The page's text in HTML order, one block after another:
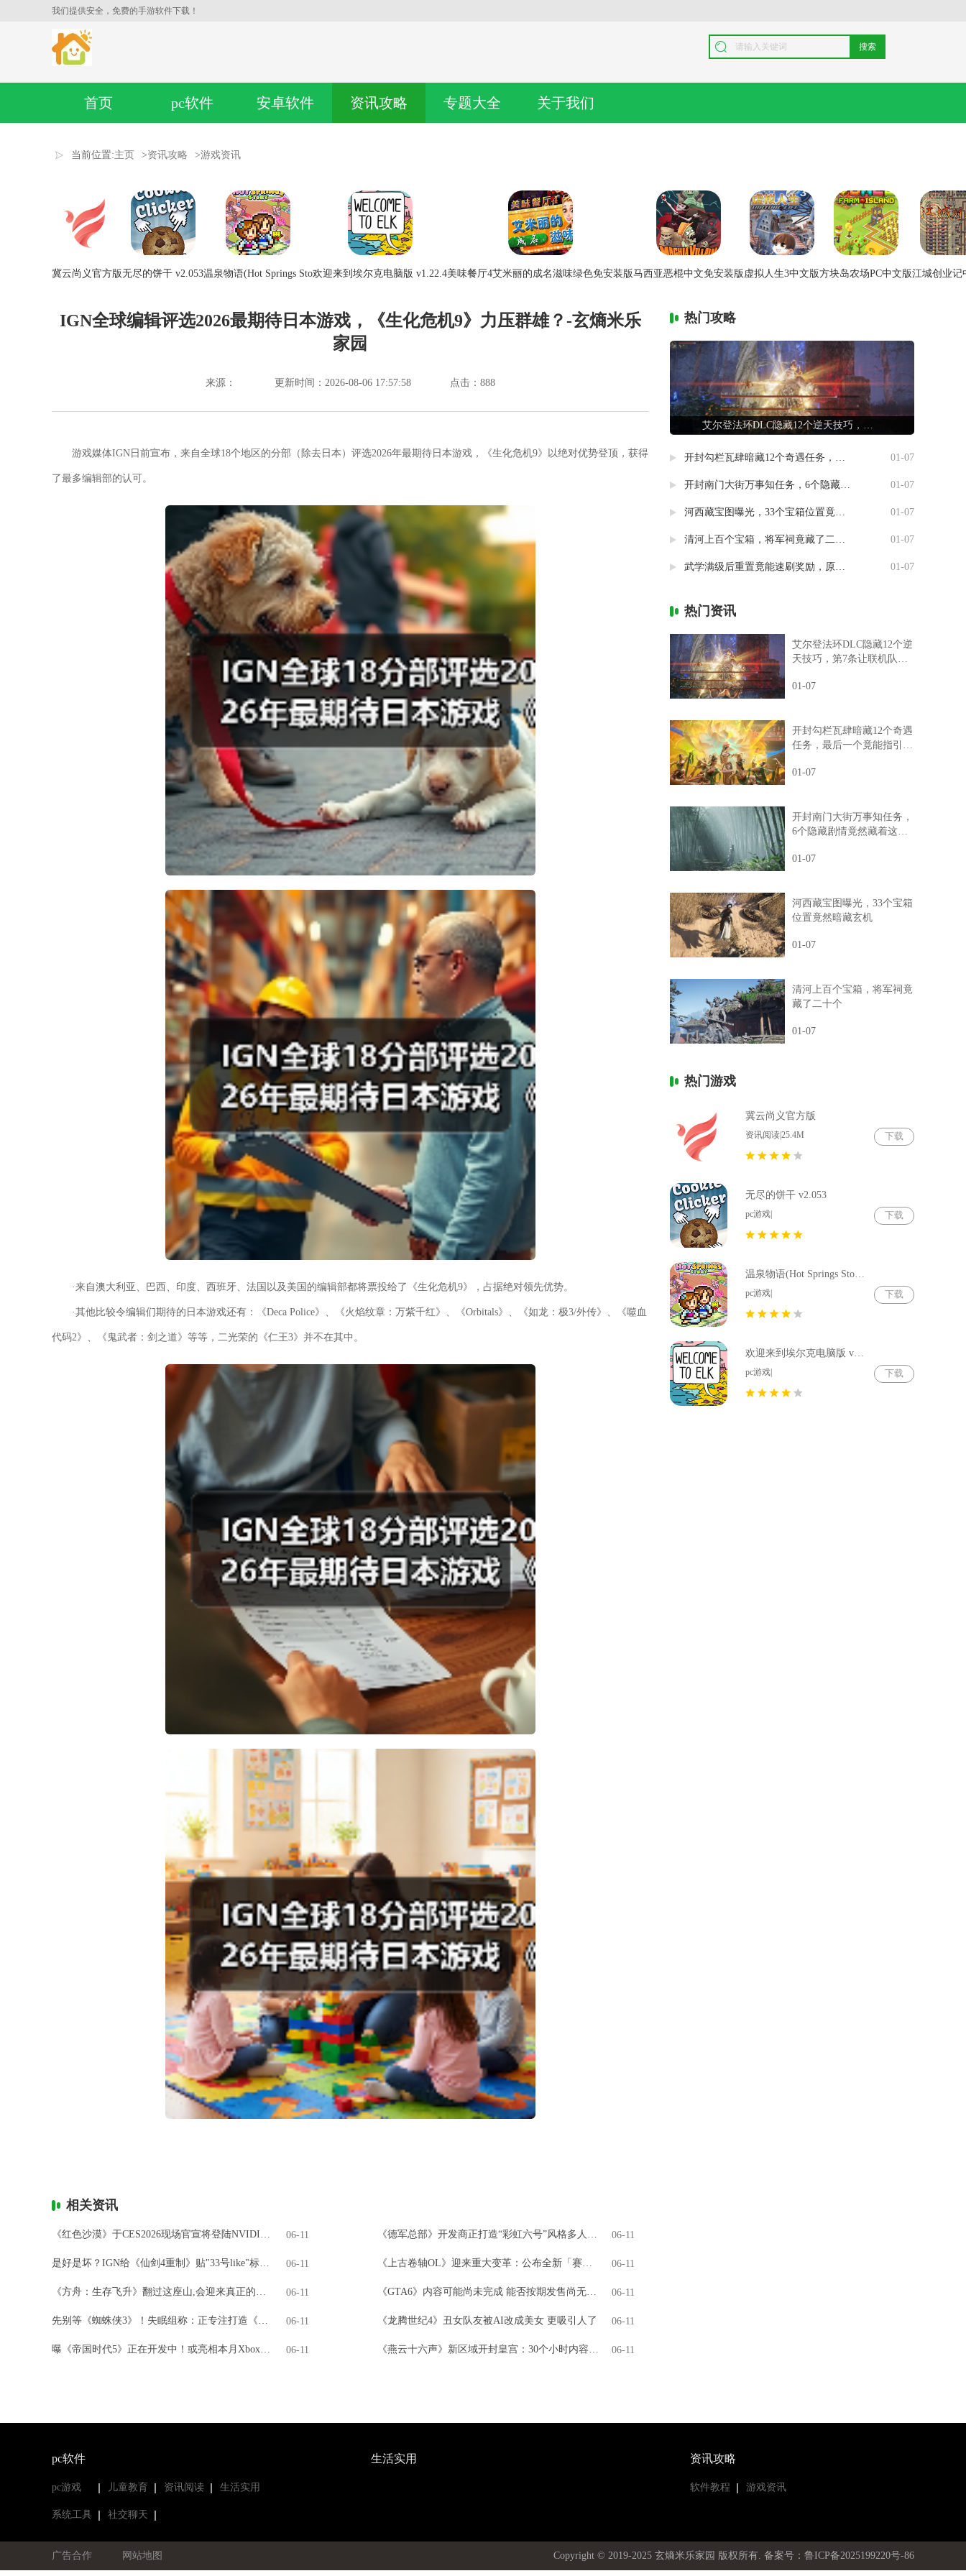
我们提供安全，免费的手游软件下载！
搜索
首页 pc软件 安卓软件 资讯攻略 专题大全 关于我们
当前位置:主页 >资讯攻略 >游戏资讯
冀云尚义官方版无尽的饼干 v2.053温泉物语(Hot Springs Sto欢迎来到埃尔克电脑版 v1.22.4美味餐厅4艾米丽的成名滋味绿色免安装版马西亚恶棍中文免安装版 虚拟人生3中文版方块岛农场PC中文版江城创业记
IGN全球编辑评选2026最期待日本游戏，《生化危机9》力压群雄？-玄熵米乐
家园
来源： 更新时间：2026-08-06 17:57:58 点击： 888
游戏媒体IGN日前宣布，来自全球18个地区的分部（除去日本）评选2026年最期待日本游戏，《生化危机9》以绝对优势登顶，获得
了最多编辑部的认可。
·来自澳大利亚、巴西、印度、西班牙、法国以及美国的编辑部都将票投给了《生化危机9》，占据绝对领先优势。
·其他比较令编辑们期待的日本游戏还有：《Deca Police》、《火焰纹章：万紫千红》、《Orbitals》、《如龙：极3/外传》、《噬血
代码2》、《鬼武者：剑之道》等等，二光荣的《仁王3》并不在其中。
相关资讯
《红色沙漠》于CES2026现场官宣将登陆NVIDIA GeForce NOW 06-11 《德军总部》开发商正打造“彩虹六号”风格多人游戏 06-11
是好是坏？IGN给《仙剑4重制》贴"33号like"标签引热议 06-11 《上古卷轴OL》迎来重大变革：公布全新「赛季」模式，引领全新时代 06-11
《方舟：生存飞升》翻过这座山,会迎来真正的飞升吗? 06-11 《GTA6》内容可能尚未完成 能否按期发售尚无定论 06-11
先别等《蜘蛛侠3》！失眠组称：正专注打造《金刚狼》 06-11 《龙腾世纪4》丑女队友被AI改成美女 更吸引人了 06-11
曝《帝国时代5》正在开发中！或亮相本月Xbox直面会 06-11 《燕云十六声》新区域开封皇宫：30个小时内容 NPC超3000人 06-11
热门攻略
艾尔登法环DLC隐藏12个逆天技巧，第7条让联机队友惊掉下巴
开封勾栏瓦肆暗藏12个奇遇任务，最后一个竟能指引人生方向 01-07
开封南门大街万事知任务，6个隐藏剧情竟然藏着这样的秘密 01-07
河西藏宝图曝光，33个宝箱位置竟然暗藏玄机 01-07
清河上百个宝箱，将军祠竟藏了二十个 01-07
武学满级后重置竟能速刷奖励，原来流派挑战有这种捷径 01-07
热门资讯
艾尔登法环DLC隐藏12个逆
天技巧，第7条让联机队友
01-07
开封勾栏瓦肆暗藏12个奇遇
任务，最后一个竟能指引人
01-07
开封南门大街万事知任务，
6个隐藏剧情竟然藏着这样
01-07
河西藏宝图曝光，33个宝箱
位置竟然暗藏玄机
01-07
清河上百个宝箱，将军祠竟
藏了二十个
01-07
热门游戏
冀云尚义官方版
资讯阅读|25.4M 下载
无尽的饼干 v2.053
pc游戏| 下载
温泉物语(Hot Springs Story) v2.79
pc游戏| 下载
欢迎来到埃尔克电脑版 v1.22.4
pc游戏| 下载
pc软件
pc游戏 儿童教育 资讯阅读 生活实用
系统工具 社交聊天
生活实用 资讯攻略
软件教程 游戏资讯
广告合作 网站地图 Copyright © 2019-2025 玄熵米乐家园 版权所有. 备案号：鲁ICP备2025199220号-86